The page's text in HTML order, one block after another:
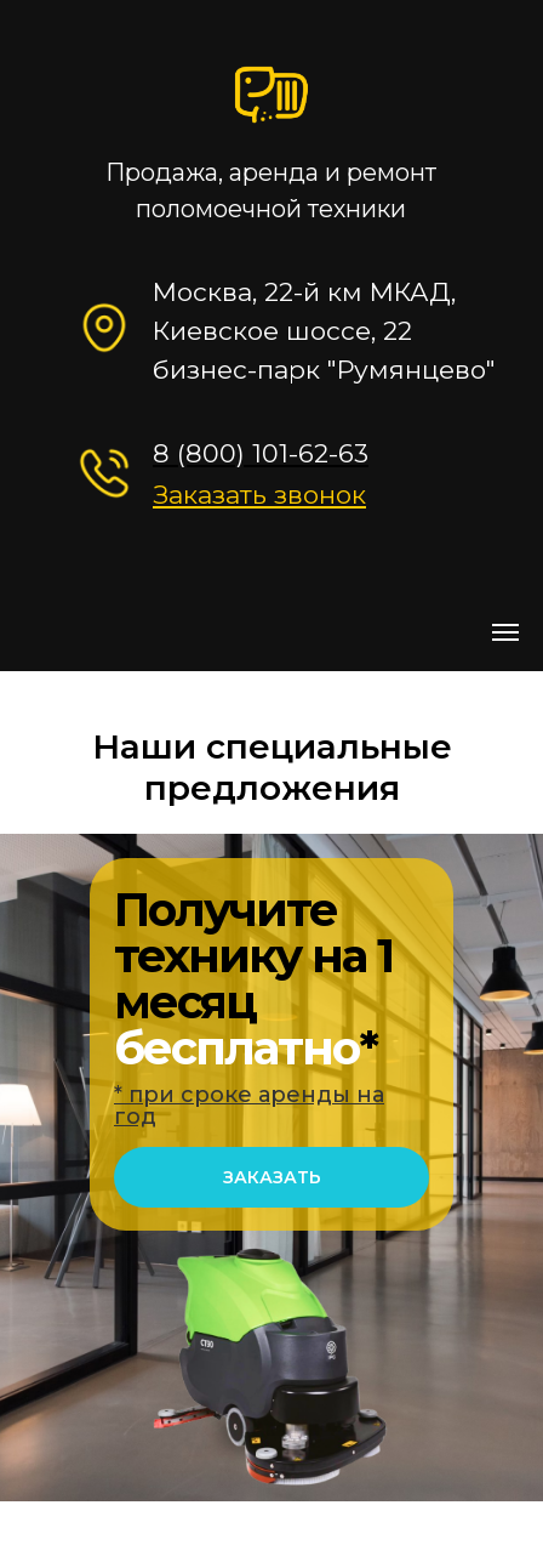
Москва, 22-й км МКАД,
Продажа, аренда и ремонт
8 (800) 101-62-63
Заказать звонок
Наши специальные
предложения
Получите
технику на 1
месяц
бесплатно*
* при сроке аренды на
год
ЗАКАЗАТЬ